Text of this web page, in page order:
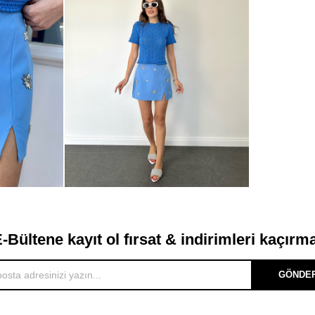
Bültene kayıt ol fırsat & indirimleri